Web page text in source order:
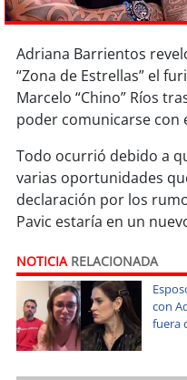
soyarica
soyiquique
soycalama
antofagasta
soycopiapó
soyquillota
soysanantonio
Adriana Barrientos
“Zona de Estrellas” el
Marcelo “Chino” Ríos
poder comunicarse con
Todo ocurrió debido a
varias oportunidades
declaración por los
Pavic estaría en un
NOTICIARELACIONADA
con
fuera